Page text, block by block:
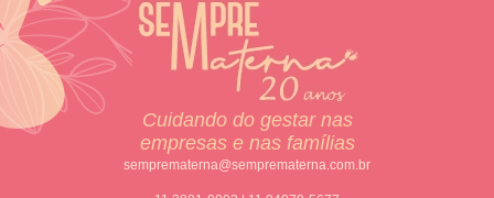
Cuidando do gestar nas
empresas e nas famílias
semprematerna@semprematerna.com.br